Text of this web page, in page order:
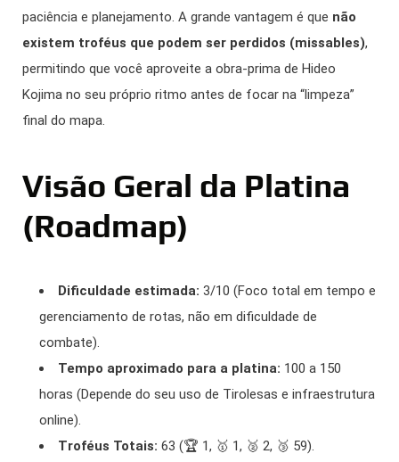
paciência e planejamento. A grande vantagem é que não
existem troféus que podem ser perdidos (missables),
permitindo que você aproveite a obra-prima de Hideo
Kojima no seu próprio ritmo antes de focar na “limpeza”
final do mapa.
Visão Geral da Platina
(Roadmap)
Dificuldade estimada: 3/10 (Foco total em tempo e
gerenciamento de rotas, não em dificuldade de
combate).
Tempo aproximado para a platina: 100 a 150
horas (Depende do seu uso de Tirolesas e infraestrutura
online).
Troféus Totais: 63 (🏆 1, 🥇 1, 🥈 2, 🥉 59).